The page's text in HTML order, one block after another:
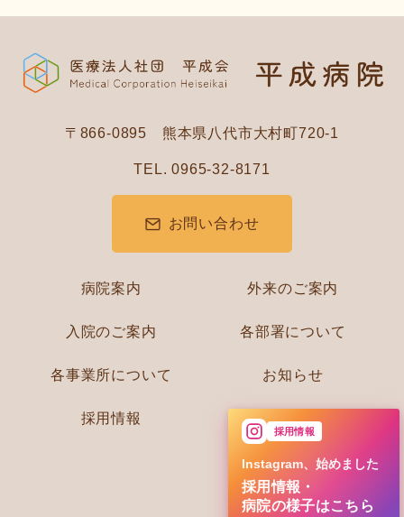
採用情報
Instagram、始めました
採用情報・
病院の様子はこちら
〒866-0895 熊本県八代市大村町720-1
TEL. 0965-32-8171
お問い合わせ
病院案内 外来のご案内
入院のご案内 各部署について
各事業所について お知らせ
採用情報